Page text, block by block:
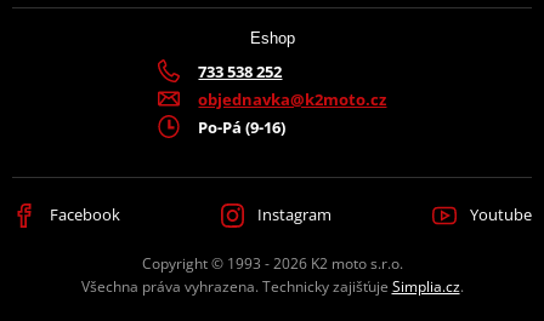
Eshop
733 538 252
objednavka@k2moto.cz
Po-Pá (9-16)
Facebook Instagram Youtube
Copyright © 1993 - 2026 K2 moto s.r.o.
Všechna práva vyhrazena. Technicky zajišťuje Simplia.cz.